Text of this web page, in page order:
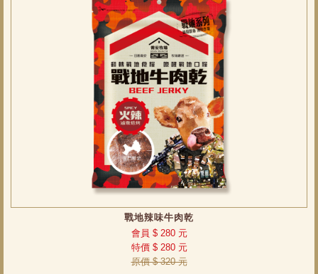
戰地辣味牛肉乾
會員 $ 280 元
特價 $ 280 元
原價 $ 320 元